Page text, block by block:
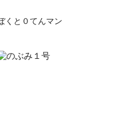
くと０てんマン